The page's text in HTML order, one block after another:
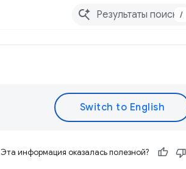
/
Эта информация оказалась полезной?